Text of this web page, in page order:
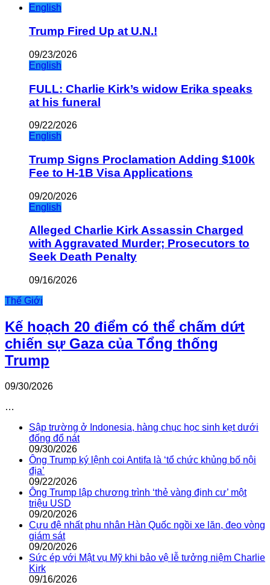
English
Trump Fired Up at U.N.!
09/23/2026
English
FULL: Charlie Kirk’s widow Erika speaks
at his funeral
09/22/2026
English
Trump Signs Proclamation Adding $100k
Fee to H-1B Visa Applications
09/20/2026
English
Alleged Charlie Kirk Assassin Charged
with Aggravated Murder; Prosecutors to
Seek Death Penalty
09/16/2026
Thế Giới
Kế hoạch 20 điểm có thể chấm dứt
chiến sự Gaza của Tổng thống
Trump
09/30/2026
…
Sập trường ở Indonesia, hàng chục học sinh kẹt dưới
đống đổ nát
09/30/2026
Ông Trump ký lệnh coi Antifa là ‘tổ chức khủng bố nội
địa’
09/22/2026
Ông Trump lập chương trình ‘thẻ vàng định cư’ một
triệu USD
09/20/2026
Cựu đệ nhất phu nhân Hàn Quốc ngồi xe lăn, đeo vòng
giám sát
09/20/2026
Sức ép với Mật vụ Mỹ khi bảo vệ lễ tưởng niệm Charlie
Kirk
09/16/2026